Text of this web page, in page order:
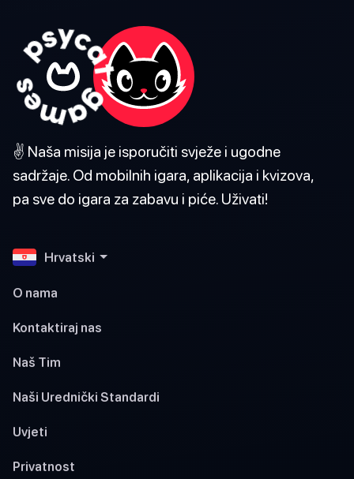
✌️ Naša misija je isporučiti svježe i ugodne
sadržaje. Od mobilnih igara, aplikacija i kvizova,
pa sve do igara za zabavu i piće. Uživati!
Hrvatski
O nama
Kontaktiraj nas
Naš Tim
Naši Urednički Standardi
Uvjeti
Privatnost